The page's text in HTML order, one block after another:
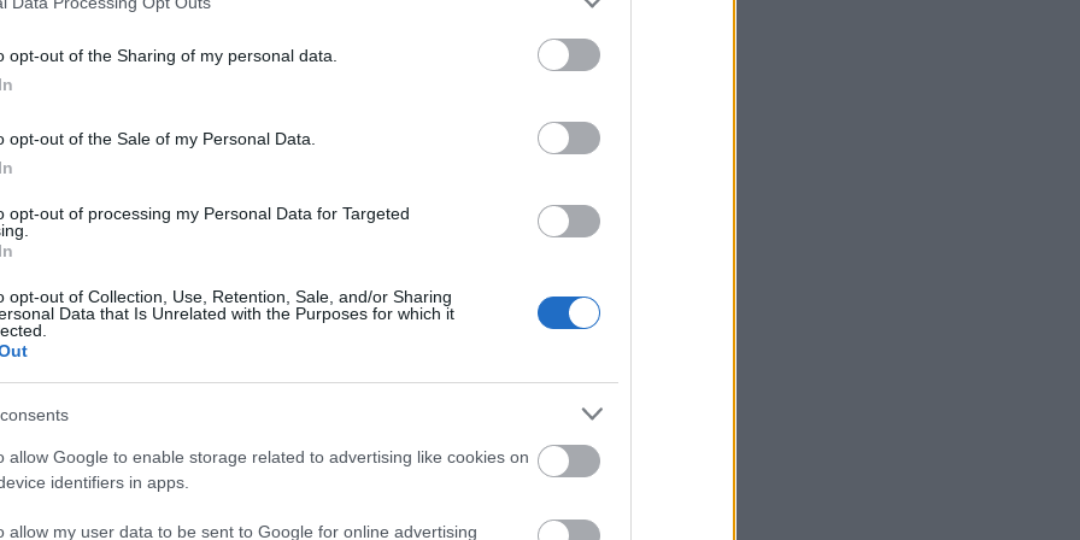
opt-out of the Sharing of my personal data.
opt-out of the Sale of my Personal Data.
opt-out of processing my Personal Data for Targeted
opt-out of Collection, Use, Retention, Sale, and/or Sharing
Data that Is Unrelated with the Purposes for which it
allow Google to enable storage related to advertising like cookies on
identifiers in apps.
allow my user data to be sent to Google for online advertising
αξιόλογα φαινόμενα στο ΣΚ
Κυριακή
25° / Συννεφιά
26°/28° Καθαρός καιρός